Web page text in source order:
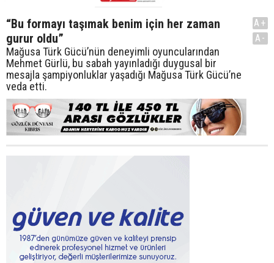
“Bu formayı taşımak benim için her zaman
gurur oldu”
Mağusa Türk Gücü’nün deneyimli oyuncularından
Mehmet Gürlü, bu sabah yayınladığı duygusal bir
mesajla şampiyonluklar yaşadığı Mağusa Türk Gücü’ne
veda etti.
A+
A-